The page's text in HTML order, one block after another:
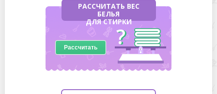
РАССЧИТАТЬ ВЕС
БЕЛЬЯ
ДЛЯ СТИРКИ
Рассчитать